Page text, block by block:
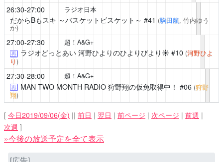
26:30-27:00 ラジオ日本
だからBもスキ ～バスケットビスケット～ #41 (駒田航, 竹内ゆう
か)
27:00-27:30 超！A&G+
再 ラジオどっとあい 河野ひよりのひよりびより☀ #10 (河野ひよ
り)
27:30-28:00 超！A&G+
再 MAN TWO MONTH RADIO 狩野翔の仮免取得中！ #06 (狩野
翔)
[ 今日2019/09/06(金) || 前日 | 翌日 | 前ページ | 次ページ | 前週 |
次週 ]
»今後の放送予定を全て表示